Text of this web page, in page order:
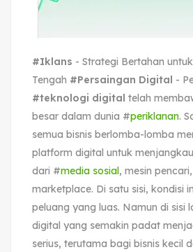
#Iklans - Strategi Bertahan
Tengah #Persaingan Digital -
#teknologi digital telah
besar dalam dunia #periklanan.
semua bisnis berlomba-lomba
platform digital untuk
dari #media sosial, mesin
marketplace. Di satu sisi, kondisi
peluang yang luas. Namun di sisi
digital yang semakin padat
serius, terutama bagi bisnis kecil